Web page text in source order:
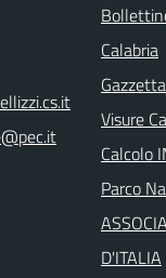
Calabria
Visure
Calcolo
Parco
D'ITALIA